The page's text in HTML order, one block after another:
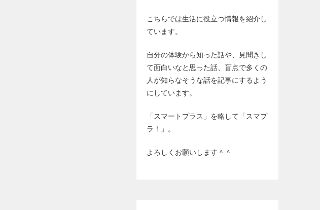
こちらでは生活に役立つ情報を紹介し
ています。
自分の体験から知った話や、見聞きし
て面白いなと思った話、盲点で多くの
人が知らなそうな話を記事にするよう
にしています。
「スマートプラス」を略して「スマプ
ラ！」。
よろしくお願いします＾＾